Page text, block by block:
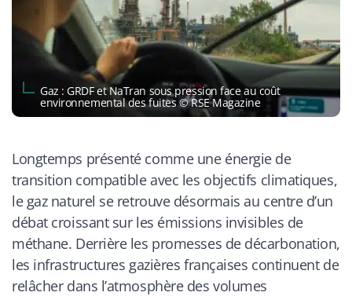
Gaz : GRDF et NaTran sous pression face au coût
environnemental des fuites © RSE Magazine
Longtemps présenté comme une énergie de
transition compatible avec les objectifs climatiques,
le gaz naturel se retrouve désormais au centre d’un
débat croissant sur les émissions invisibles de
méthane. Derrière les promesses de décarbonation,
les infrastructures gazières françaises continuent de
relâcher dans l’atmosphère des volumes